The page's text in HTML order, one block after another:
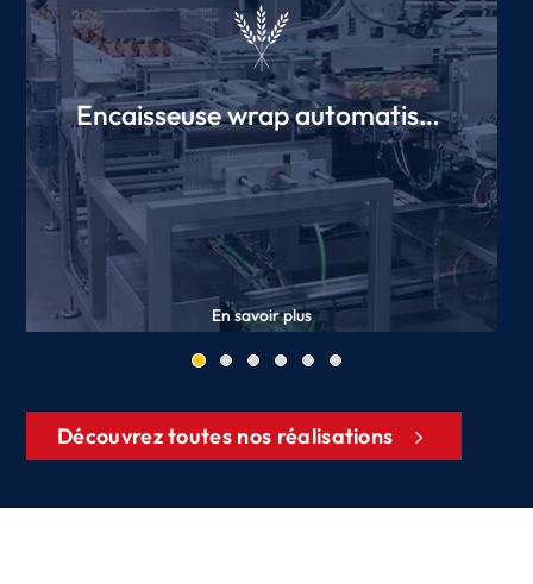
Encaisseuse wrap automatisée
de plaquettes de beurre
En savoir plus
Découvrez toutes nos réalisations